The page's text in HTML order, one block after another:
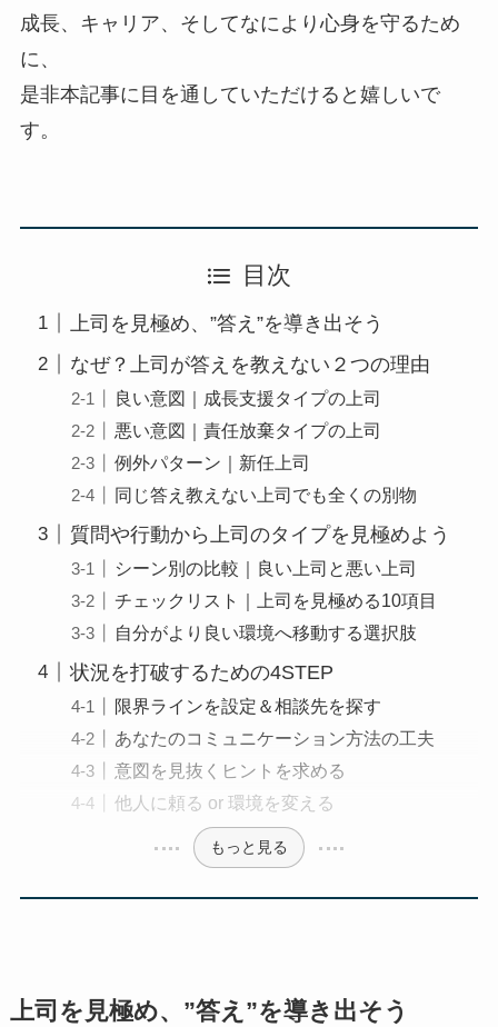
成長、キャリア、そしてなにより心身を守るため
に、
是非本記事に目を通していただけると嬉しいで
す。
目次
上司を見極め、”答え”を導き出そう
なぜ？上司が答えを教えない２つの理由
良い意図｜成長支援タイプの上司
悪い意図｜責任放棄タイプの上司
例外パターン｜新任上司
同じ答え教えない上司でも全くの別物
質問や行動から上司のタイプを見極めよう
シーン別の比較｜良い上司と悪い上司
チェックリスト｜上司を見極める10項目
自分がより良い環境へ移動する選択肢
状況を打破するための4STEP
限界ラインを設定＆相談先を探す
あなたのコミュニケーション方法の工夫
意図を見抜くヒントを求める
他人に頼る or 環境を変える
もっと見る
上司を見極め、”答え”を導き出そう